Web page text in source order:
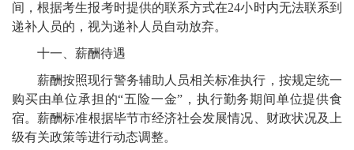
间，根据考生报考时提供的联系方式在24小时内无法联系到
递补人员的，视为递补人员自动放弃。
十一、薪酬待遇
薪酬按照现行警务辅助人员相关标准执行，按规定统一
购买由单位承担的“五险一金” ，执行勤务期间单位提供食
宿。薪酬标准根据毕节市经济社会发展情况、财政状况及上
级有关政策等进行动态调整。